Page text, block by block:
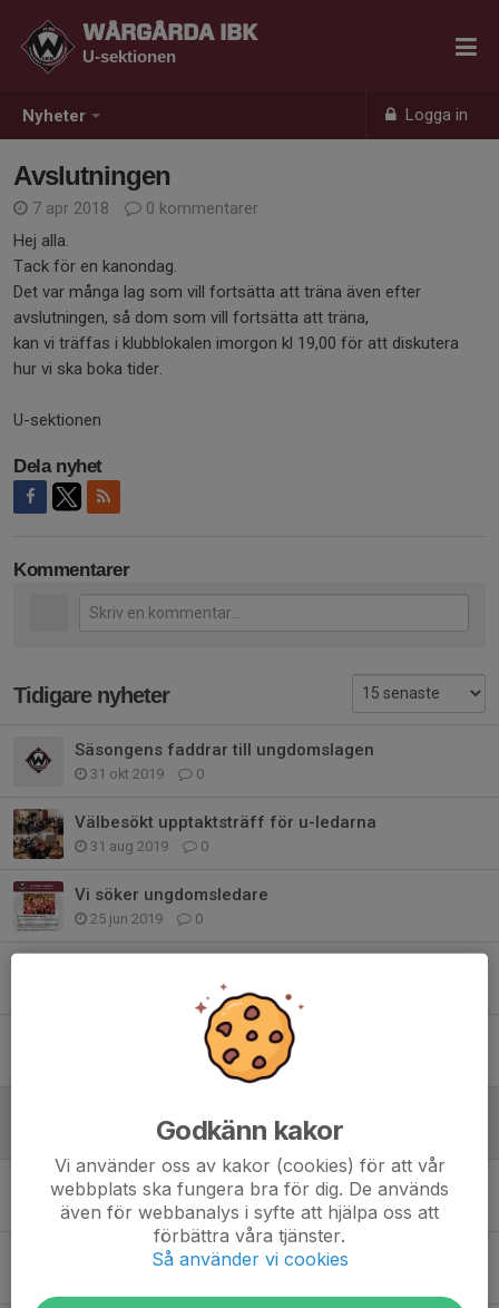
Nyheter Logga in
WÅRGÅRDA IBK
U-sektionen
Avslutningen
7 apr 2018
0 kommentarer
Hej alla.
Tack för en kanondag.
Det var många lag som vill fortsätta att träna även efter
avslutningen, så dom som vill fortsätta att träna,
kan vi träffas i klubblokalen imorgon kl 19,00 för att diskutera
hur vi ska boka tider.
U-sektionen
Dela nyhet
Kommentarer
Tidigare nyheter
Säsongens faddrar till ungdomslagen
31 okt 2019 0
Välbesökt upptaktsträff för u-ledarna
31 aug 2019 0
Vi söker ungdomsledare
25 jun 2019 0
7 apr 2018 0
Träning tisdag
6 feb 2018 0
Bilder från resan till Mullsjö.
Godkänn kakor
Vi använder oss av kakor (cookies) för att vår
webbplats ska fungera bra för dig. De används
även för webbanalys i syfte att hjälpa oss att
förbättra våra tjänster.
Så använder vi cookies